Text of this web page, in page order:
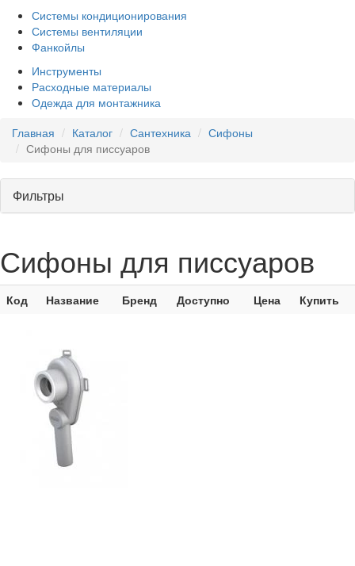
Системы кондиционирования
Системы вентиляции
Фанкойлы
Инструменты
Расходные материалы
Одежда для монтажника
Главная
Каталог Сантехника
Сифоны
Сифоны для писсуаров
Фильтры
Сифоны для писсуаров
Код Название Бренд Доступно Цена Купить